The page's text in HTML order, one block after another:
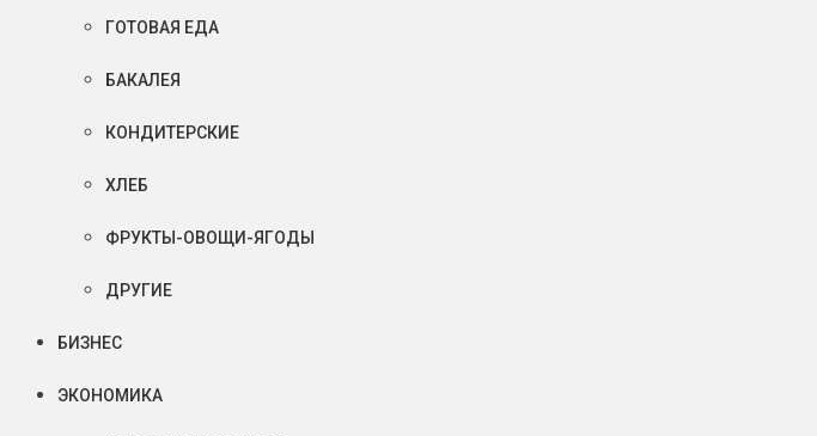
ГОТОВАЯ ЕДА
БАКАЛЕЯ
КОНДИТЕРСКИЕ
ХЛЕБ
ФРУКТЫ-ОВОЩИ-ЯГОДЫ
ДРУГИЕ
БИЗНЕС
ЭКОНОМИКА